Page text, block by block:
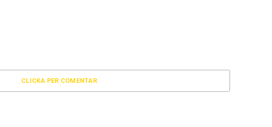
CLICKA PER COMENTAR